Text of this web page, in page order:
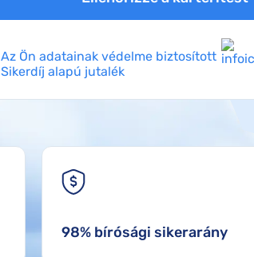
Az Ön adatainak védelme biztosított
Sikerdíj alapú jutalék
98% bírósági sikerarány